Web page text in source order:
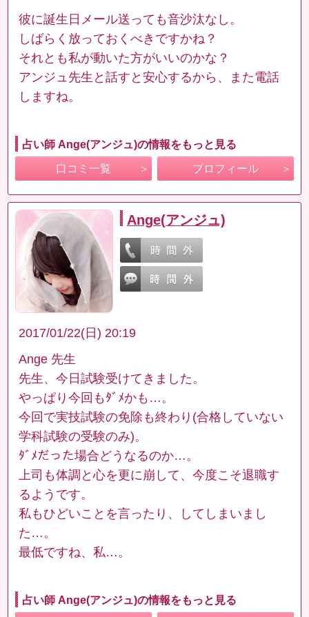
彼に誕生日メール送っても音沙汰なし。
しばらく放っておくべきですかね？
それとも私が動いた方がいいのかな？
アンジュ先生と話すと安心するから、また電話
しますね。
占い師 Ange(アンジュ)の情報をもっと見る
口コミ一覧 プロフィール
Ange(アンジュ)
2017/01/22(日) 20:19
Ange 先生
先生、今日試験受けてきました。
やっぱり今回もﾀﾞﾒかも…。
今回で実技試験の免除も終わり(合格していない
学科試験の受験のみ)。
ﾀﾞﾒだった場合どうなるのか…。
上司も体調と心を更に崩して、今度こそ退職す
るようです。
私もひどいことを言ったり、してしまいまし
た…。
最低ですね、私…。
占い師 Ange(アンジュ)の情報をもっと見る